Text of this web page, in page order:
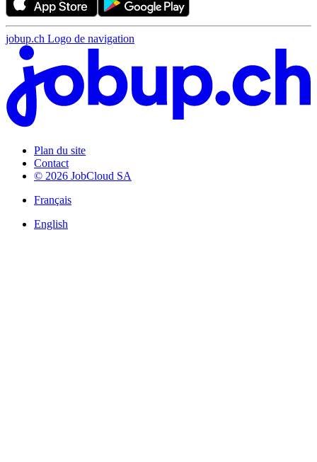
jobup.ch Logo de navigation
Plan du site
Contact
© 2026 JobCloud SA
Français
English